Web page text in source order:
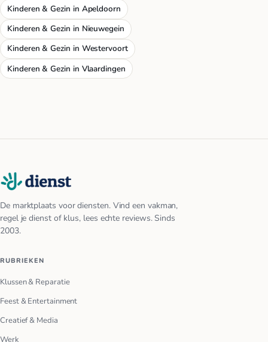
Kinderen & Gezin in Apeldoorn
Kinderen & Gezin in Nieuwegein
Kinderen & Gezin in Westervoort
Kinderen & Gezin in Vlaardingen
De marktplaats voor diensten. Vind een vakman,
regel je dienst of klus, lees echte reviews. Sinds
2003.
RUBRIEKEN
Klussen & Reparatie
Feest & Entertainment
Creatief & Media
Werk